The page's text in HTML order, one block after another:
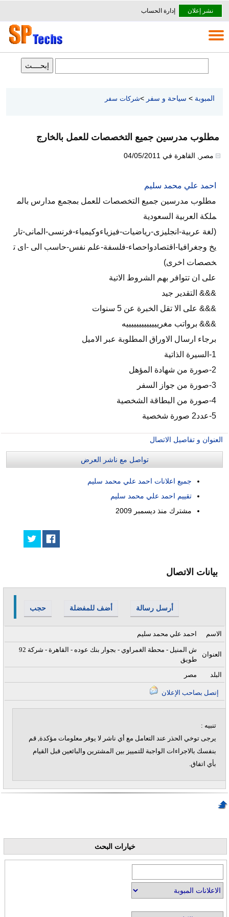
نشر إعلان إدارة الحساب
المبوبة > سياحة و سفر >شركات سفر
مطلوب مدرسين جميع التخصصات للعمل بالخارج
مصر القاهرة في 04/05/2011
احمد علي محمد سليم
مطلوب مدرسين جميع التخصصات للعمل بمجمع مدارس بالم
ملكة العربية السعودية
(لغة عربية-انجليزى-رياضيات-فيزياءوكيمياء-فرنسى-المانى-تار
يخ وجغرافيا-اقتصادواحصاء-فلسفة-علم نفس-حاسب الى -اى ت
خصصات اخرى)
على ان تتوافر بهم الشروط الاتية
&&& التقدير جيد
&&& على الا تقل الخبرة عن 5 سنوات
&&& برواتب مغريييييييييييييه
برجاء ارسال الاوراق المطلوبة عبر الاميل
1-السيرة الذاتية
2-صورة من شهادة المؤهل
3-صورة من جواز السفر
4-صورة من البطاقة الشخصية
5-عدد2 صورة شخصية
العنوان و تفاصيل الاتصال
تواصل مع ناشر العرض
جميع اعلانات احمد علي محمد سليم
تقييم احمد علي محمد سليم
مشترك منذديسمبر 2009
بيانات الاتصال
حجب أضف للمفضلة أرسل رسالة
احمد علي محمد سليم الاسم
92 ش المنيل - محطة الغمراوي - بجوار بنك عوده - القاهرة - شركة
طويق
العنوان
مصر البلد
تنبيه :
يرجى توخي الحذر عند التعامل مع أي ناشر لا يوفر معلومات مؤكدة, قم
بنفسك بالاجراءات الواجبة للتمييز بين المشترين والبائعين قبل القيام
بأي اتفاق.
خيارات البحث